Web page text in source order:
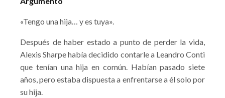
«Tengo una hija… y es tuya».
Después de haber estado a punto de perder la vida,
Alexis Sharpe había decidido contarle a Leandro Conti
que tenían una hija en común. Habían pasado siete
años, pero estaba dispuesta a enfrentarse a él solo por
su hija.